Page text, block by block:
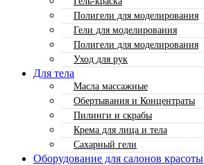
Полигели для моделирования
Гели для моделирования
Полигели для моделирования
Уход для рук
Для тела
Масла массажные
Обертывания и Концентраты
Пилинги и скрабы
Крема для лица и тела
Сахарный гели
Оборудование для салонов красоты